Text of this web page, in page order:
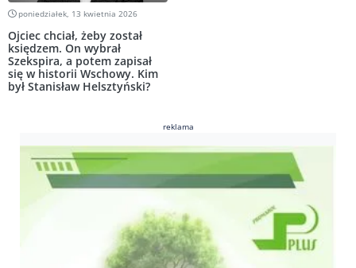
poniedziałek, 13 kwietnia 2026
Ojciec chciał, żeby został
księdzem. On wybrał
Szekspira, a potem zapisał
się w historii Wschowy. Kim
był Stanisław Helsztyński?
reklama